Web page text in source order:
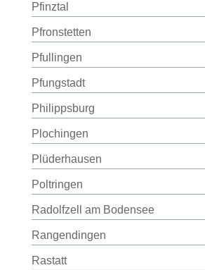
Pfinztal
Pfronstetten
Pfullingen
Pfungstadt
Philippsburg
Plochingen
Plüderhausen
Poltringen
Radolfzell am Bodensee
Rangendingen
Rastatt